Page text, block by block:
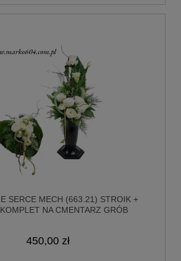
SERCE MECH (663.21) STROIK +
NA CMENTARZ GRÓB
450,00 zł